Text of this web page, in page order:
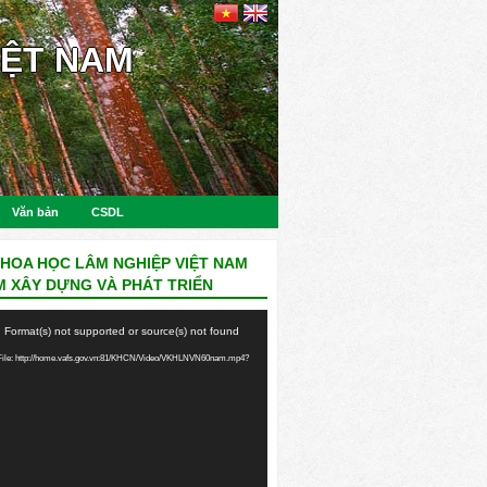
NAM
Văn bản CSDL
HỌC LÂM NGHIỆP VIỆT NAM
XÂY DỰNG VÀ PHÁT TRIỂN
Format(s) not supported or source(s) not found
http://home.vafs.gov.vn:81/KHCN/Video/VKHLNVN60nam.mp4?